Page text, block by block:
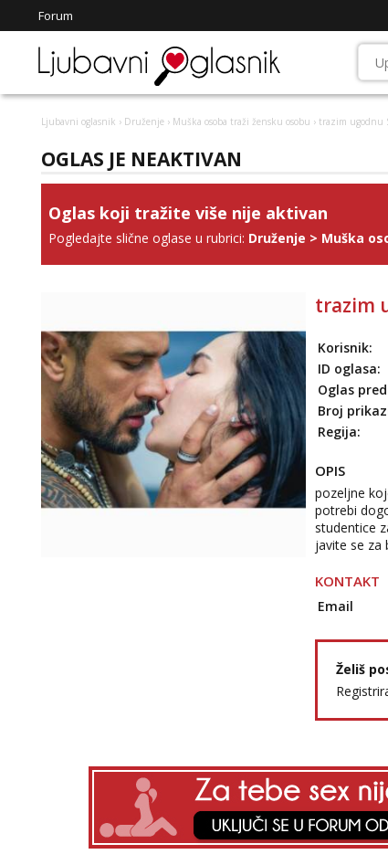
Forum
Ljubavni oglasnik › Druženje › Muška osoba traži žensku osobu › trazim ugodnu
OGLAS JE NEAKTIVAN
Oglas koji tražite više nije aktivan
Pogledajte slične oglase u rubrici: Druženje > Muška
trazim
Korisnik:
ID oglasa:
Oglas
Broj
Regija:
OPIS
pozeljne
potrebi
studentice
javite se za
KONTAKT
Email
Želiš